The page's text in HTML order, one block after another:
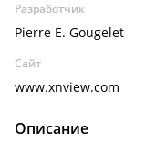
Разработчик
Pierre E. Gougelet
Сайт
www.xnview.com
Описание